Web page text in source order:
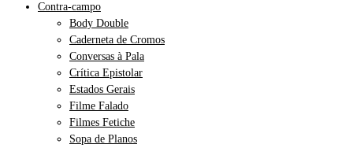
Contra-campo
Body Double
Caderneta de Cromos
Conversas à Pala
Crítica Epistolar
Estados Gerais
Filme Falado
Filmes Fetiche
Sopa de Planos